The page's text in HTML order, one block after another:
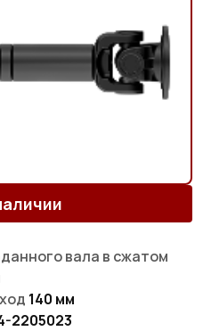
вала в сжатом
140 мм
2205023